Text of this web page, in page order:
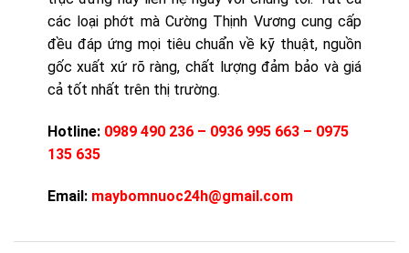
các loại phớt mà Cường Thịnh Vương cung cấp
đều đáp ứng mọi tiêu chuẩn về kỹ thuật, nguồn
gốc xuất xứ rõ ràng, chất lượng đảm bảo và giá
cả tốt nhất trên thị trường.
Hotline: 0989 490 236 – 0936 995 663 – 0975
135 635
Email: maybomnuoc24h@gmail.com